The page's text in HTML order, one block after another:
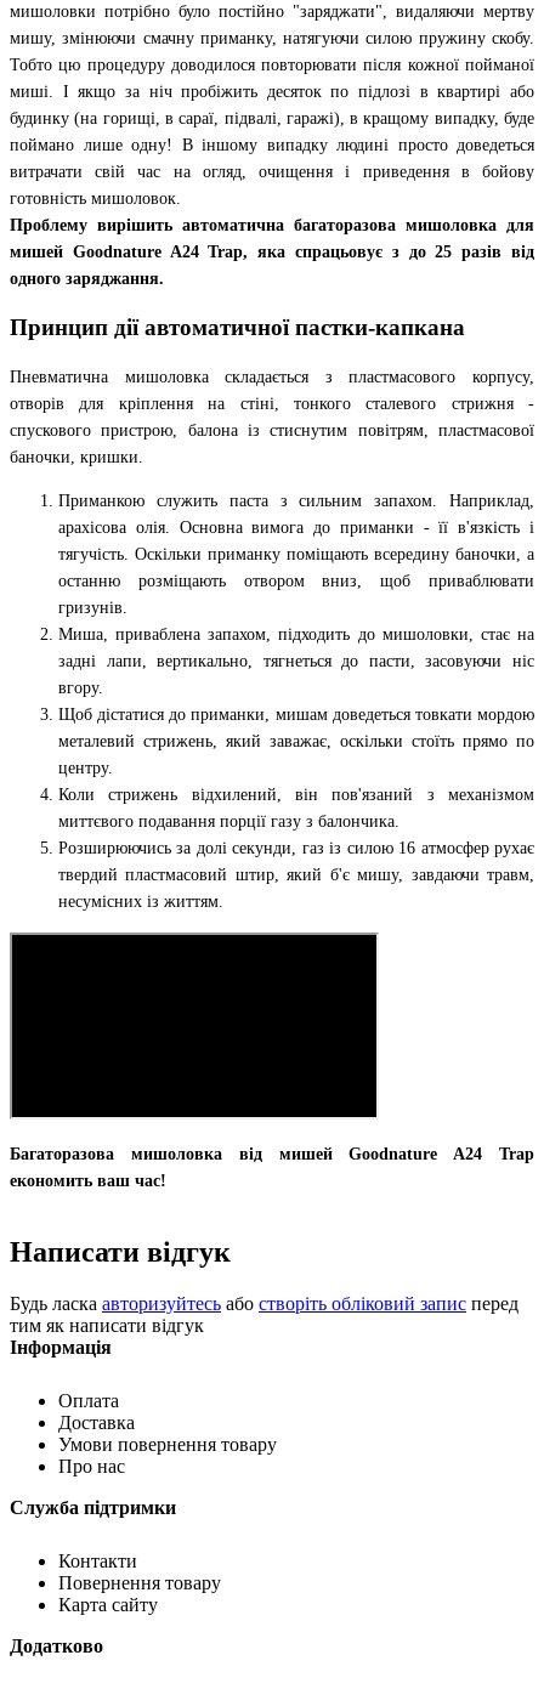
мишоловки потрібно було постійно "заряджати", видаляючи мертву
мишу, змінюючи смачну приманку, натягуючи силою пружину скобу.
Тобто цю процедуру доводилося повторювати після кожної пойманої
миші. І якщо за ніч пробіжить десяток по підлозі в квартирі або
будинку (на горищі, в сараї, підвалі, гаражі), в кращому випадку, буде
поймано лише одну! В іншому випадку людині просто доведеться
витрачати свій час на огляд, очищення і приведення в бойову
готовність мишоловок.
Проблему вирішить автоматична багаторазова мишоловка для
мишей Goodnature A24 Trap, яка спрацьовує з до 25 разів від
одного заряджання.
Принцип дії автоматичної пастки-капкана
Пневматична мишоловка складається з пластмасового корпусу,
отворів для кріплення на стіні, тонкого сталевого стрижня -
спускового пристрою, балона із стиснутим повітрям, пластмасової
баночки, кришки.
Приманкою служить паста з сильним запахом. Наприклад,
арахісова олія. Основна вимога до приманки - її в'язкість і
тягучість. Оскільки приманку поміщають всередину баночки, а
останню розміщають отвором вниз, щоб приваблювати
гризунів.
Миша, приваблена запахом, підходить до мишоловки, стає на
задні лапи, вертикально, тягнеться до пасти, засовуючи ніс
вгору.
Щоб дістатися до приманки, мишам доведеться товкати мордою
металевий стрижень, який заважає, оскільки стоїть прямо по
центру.
Коли стрижень відхилений, він пов'язаний з механізмом
миттєвого подавання порції газу з балончика.
Розширюючись за долі секунди, газ із силою 16 атмосфер рухає
твердий пластмасовий штир, який б'є мишу, завдаючи травм,
несумісних із життям.
Багаторазова мишоловка від мишей Goodnature A24 Trap
економить ваш час!
Написати відгук
Будь ласка авторизуйтесь або створіть обліковий запис перед
тим як написати відгук
Інформація
Оплата
Доставка
Умови повернення товару
Про нас
Служба підтримки
Контакти
Повернення товару
Карта сайту
Додатково